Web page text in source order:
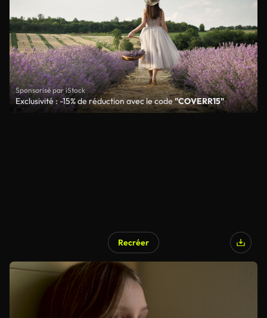
Sponsorisé par iStock
Exclusivité : -15% de réduction avec le code"COVERR15"
Recréer